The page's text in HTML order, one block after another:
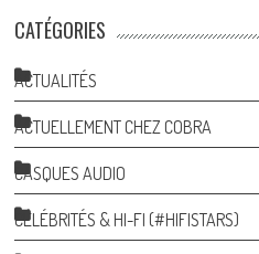
CATÉGORIES
ACTUALITÉS
ACTUELLEMENT CHEZ COBRA
CASQUES AUDIO
CÉLÉBRITÉS & HI-FI (#HIFISTARS)